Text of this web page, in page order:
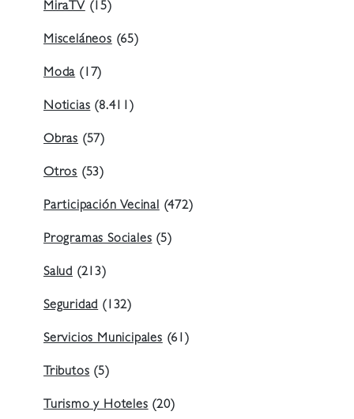
MiraTV(15)
Misceláneos(65)
Moda(17)
Noticias(8.411)
Obras (57)
Otros (53)
Participación Vecinal(472)
Programas Sociales(5)
Salud (213)
Seguridad(132)
Servicios Municipales(61)
Tributos(5)
Turismo y Hoteles(20)